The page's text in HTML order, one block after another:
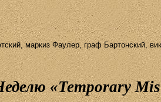
мар­киз Фа­улер, граф Бар­тон­с­кий,
«Temporary